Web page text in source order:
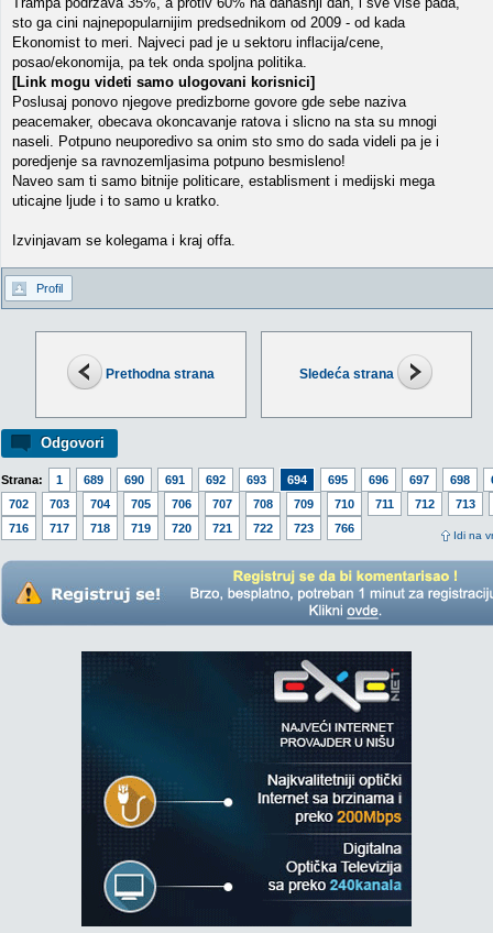
Prethodna strana Sledeća strana
Odgovori
Strana: 1 689 690 691 692 693 694 695 696 697 698
702
703 704 705 706 707 708 709 710 711 712
713
716
717 718 719 720 721 722 723 766
Idi na
sto ga cini najnepopularnijim predsednikom od 2009 - od kada
Ekonomist to meri. Najveci pad je u sektoru inflacija/cene,
posao/ekonomija, pa tek onda spoljna politika.
[Link mogu videti samo ulogovani korisnici]
Poslusaj ponovo njegove predizborne govore gde sebe naziva
peacemaker, obecava okoncavanje ratova i slicno na sta su mnogi
naseli. Potpuno neuporedivo sa onim sto smo do sada videli pa je i
poredjenje sa ravnozemljasima potpuno besmisleno!
Naveo sam ti samo bitnije politicare, establisment i medijski mega
uticajne ljude i to samo u kratko.
Izvinjavam se kolegama i kraj offa.
Profil